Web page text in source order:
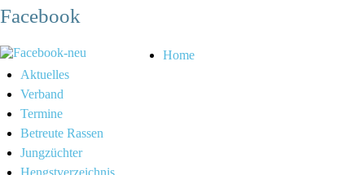
Facebook
Home
Aktuelles
Verband
Termine
Betreute Rassen
Jungzüchter
Hengstverzeichnis